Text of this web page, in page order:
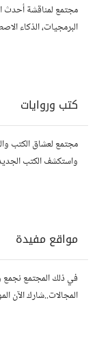
مجتمع لمناقشة أحدث
البرمجيات، الذكاء
كتب وروايات
مجتمع لعشاق الكتب
واستكشف الكتب
مواقع مفيدة
في ذلك المجتمع نجمع
المجالات..شارك الآن